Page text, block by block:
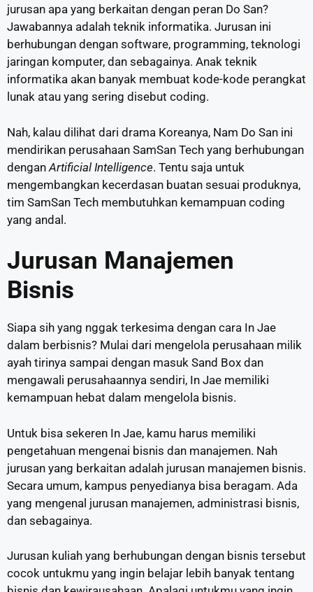
jurusan apa yang berkaitan dengan peran Do San?
Jawabannya adalah teknik informatika. Jurusan ini
berhubungan dengan software, programming, teknologi
jaringan komputer, dan sebagainya. Anak teknik
informatika akan banyak membuat kode-kode perangkat
lunak atau yang sering disebut coding.
Nah, kalau dilihat dari drama Koreanya, Nam Do San ini
mendirikan perusahaan SamSan Tech yang berhubungan
dengan Artificial Intelligence. Tentu saja untuk
mengembangkan kecerdasan buatan sesuai produknya,
tim SamSan Tech membutuhkan kemampuan coding
yang andal.
Jurusan Manajemen
Bisnis
Siapa sih yang nggak terkesima dengan cara In Jae
dalam berbisnis? Mulai dari mengelola perusahaan milik
ayah tirinya sampai dengan masuk Sand Box dan
mengawali perusahaannya sendiri, In Jae memiliki
kemampuan hebat dalam mengelola bisnis.
Untuk bisa sekeren In Jae, kamu harus memiliki
pengetahuan mengenai bisnis dan manajemen. Nah
jurusan yang berkaitan adalah jurusan manajemen bisnis.
Secara umum, kampus penyedianya bisa beragam. Ada
yang mengenal jurusan manajemen, administrasi bisnis,
dan sebagainya.
Jurusan kuliah yang berhubungan dengan bisnis tersebut
cocok untukmu yang ingin belajar lebih banyak tentang